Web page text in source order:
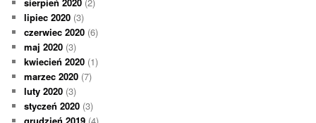
sierpień 2020 (2)
lipiec 2020 (3)
czerwiec 2020 (6)
maj 2020 (3)
kwiecień 2020 (1)
marzec 2020 (7)
luty 2020 (3)
styczeń 2020 (3)